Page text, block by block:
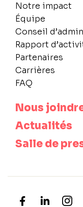
Notre impact
Équipe
Conseil
Rapport
Partenaires
Carrières
FAQ
Nous
Actualités
Salle de